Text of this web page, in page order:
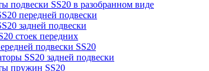
подвески SS20 в разобранном виде
передней подвески
задней подвески
стоек передних
подвески SS20
SS20 задней подвески
пружин SS20